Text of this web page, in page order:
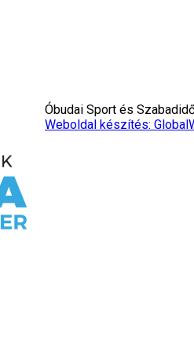
Óbudai Sport és
Weboldal készítés: